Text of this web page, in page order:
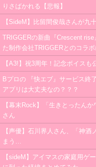
りさばかれる【悲報】
【SideM】比留間俊哉さんが九
TRIGGERの新曲『Crescent
た制作会社TRIGGERとのコラ
【A3!】祝3周年！記念ボイス
Bプロの 『快エブ』サービス終
アプリは大丈夫なの？？？
【幕末Rock】「生きとったん
さん
【声優】石川界人さん、「神酒
まう…
【sideM】アイマスの家庭用ゲ